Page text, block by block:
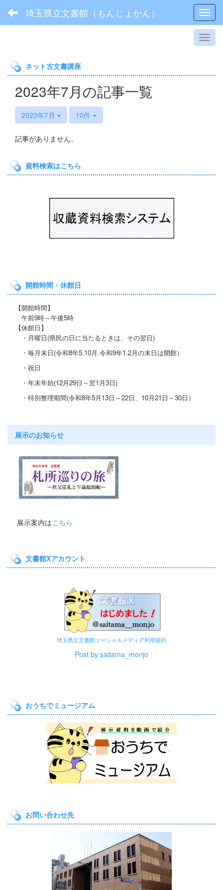
埼玉県立文書館（もんじょかん）
ネット古文書講座
2023年7月の記事一覧
2023年7月 10件
記事がありません。
資料検索はこちら
開館時間・休館日
【開館時間】
午前9時～午後5時
【休館日】
・月曜日(県民の日に当たると きは、その翌日)
・毎月末日(令和8年5.10月.令和9年1.2月の末日は開館）
・祝日
・年末年始(12月29日～翌1月3日)
・特別整理期間(令和8年5月13日～22日、10月21 日～30日）
展示のお知らせ
展示案内はこちら
文書館Xアカウント
埼玉県立文書館ソーシャルメディア利用規約
Post by saitama_monjo
おうちでミュージアム
お問い合わせ先